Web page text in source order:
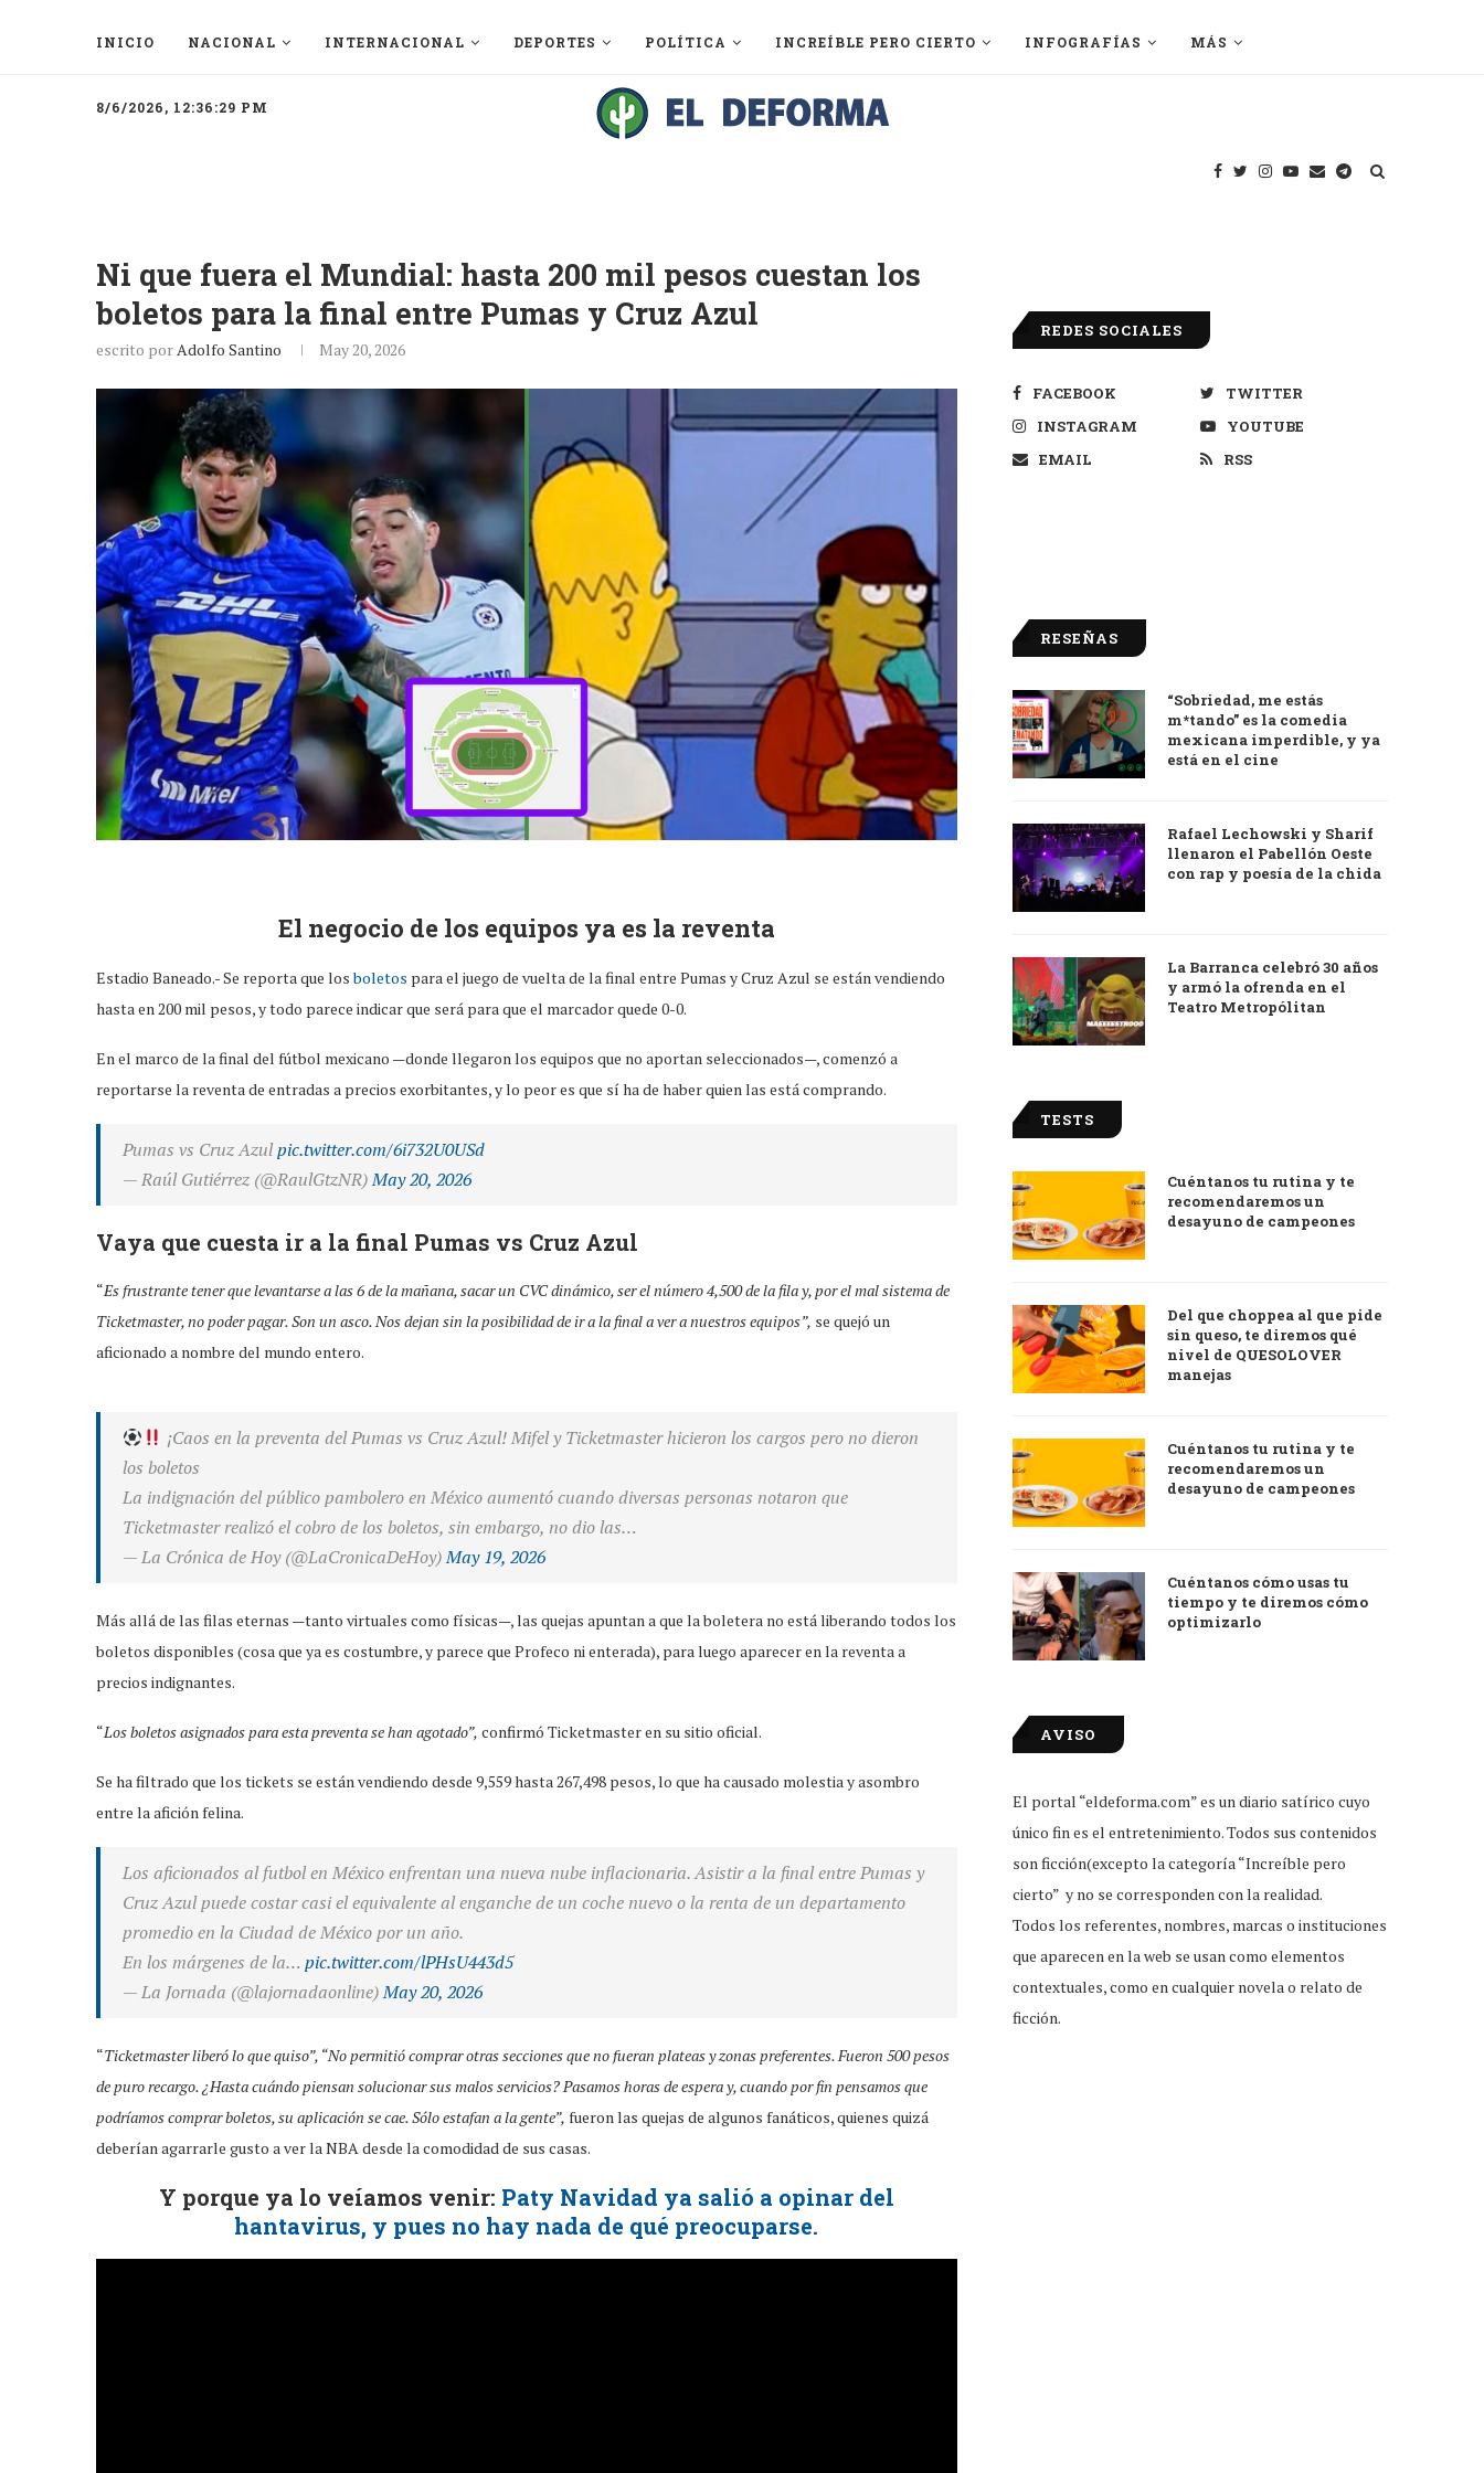
INICIO NACIONAL INTERNACIONAL DEPORTES POLÍTICA INCREÍBLE PERO CIERTO INFOGRAFÍAS MÁS
8/6/2026, 12:36:29 PM
Ni que fuera el Mundial: hasta 200 mil pesos cuestan los
boletos para la final entre Pumas y Cruz Azul
escrito porAdolfo Santino May 20, 2026
El negocio de los equipos ya es la reventa
Estadio Baneado.- Se reporta que losboletos para el juego de vuelta de la final entre Pumas y Cruz Azul se están vendiendo
hasta en 200 mil pesos, y todo parece indicar que será para que el marcador quede 0-0.
En el marco de la final del fútbol mexicano —donde llegaron los equipos que no aportan seleccionados—, comenzó a
reportarse la reventa de entradas a precios exorbitantes, y lo peor es que sí ha de haber quien las está comprando.
Pumas vs Cruz Azulpic.twitter.com/6i732U0USd
— Raúl Gutiérrez (@RaulGtzNR)May 20, 2026
Vaya que cuesta ir a la final Pumas vs Cruz Azul
“Es frustrante tener que levantarse a las 6 de la mañana, sacar un CVC dinámico, ser el número 4,500 de la fila y, por el mal sistema de
Ticketmaster, no poder pagar. Son un asco. Nos dejan sin la posibilidad de ir a la final a ver a nuestros equipos”, se quejó un
aficionado a nombre del mundo entero.
¡Caos en la preventa del Pumas vs Cruz Azul! Mifel y Ticketmaster hicieron los cargos pero no dieron
los boletos
La indignación del público pambolero en México aumentó cuando diversas personas notaron que
Ticketmaster realizó el cobro de los boletos, sin embargo, no dio las…
— La Crónica de Hoy (@LaCronicaDeHoy)May 19, 2026
Más allá de las filas eternas —tanto virtuales como físicas—, las quejas apuntan a que la boletera no está liberando todos los
boletos disponibles (cosa que ya es costumbre, y parece que Profeco ni enterada), para luego aparecer en la reventa a
precios indignantes.
“Los boletos asignados para esta preventa se han agotado”, confirmó Ticketmaster en su sitio oficial.
Se ha filtrado que los tickets se están vendiendo desde 9,559 hasta 267,498 pesos, lo que ha causado molestia y asombro
entre la afición felina.
Los aficionados al futbol en México enfrentan una nueva nube inflacionaria. Asistir a la final entre Pumas y
Cruz Azul puede costar casi el equivalente al enganche de un coche nuevo o la renta de un departamento
promedio en la Ciudad de México por un año.
En los márgenes de la… pic.twitter.com/lPHsU443d5
— La Jornada (@lajornadaonline)May 20, 2026
“Ticketmaster liberó lo que quiso”, “No permitió comprar otras secciones que no fueran plateas y zonas preferentes. Fueron 500 pesos
de puro recargo. ¿Hasta cuándo piensan solucionar sus malos servicios? Pasamos horas de espera y, cuando por fin pensamos que
podríamos comprar boletos, su aplicación se cae. Sólo estafan a la gente”, fueron las quejas de algunos fanáticos, quienes quizá
deberían agarrarle gusto a ver la NBA desde la comodidad de sus casas.
Y porque ya lo veíamos venir: Paty Navidad ya salió a opinar del
hantavirus, y pues no hay nada de qué preocuparse.
REDES SOCIALES
FACEBOOK
TWITTER
INSTAGRAM
YOUTUBE
EMAIL
RSS
RESEÑAS
9.0
“Sobriedad, me estás
m*tando” es la comedia
mexicana imperdible, y ya
está en el cine
Rafael Lechowski y Sharif
llenaron el Pabellón Oeste
con rap y poesía de la chida
La Barranca celebró 30 años
y armó la ofrenda en el
Teatro Metropólitan
TESTS
Cuéntanos tu rutina y te
recomendaremos un
desayuno de campeones
Del que choppea al que pide
sin queso, te diremos qué
nivel de QUESOLOVER
manejas
Cuéntanos tu rutina y te
recomendaremos un
desayuno de campeones
Cuéntanos cómo usas tu
tiempo y te diremos cómo
optimizarlo
AVISO
El portal “eldeforma.com” es un diario satírico cuyo
único fin es el entretenimiento. Todos sus contenidos
son ficción(excepto la categoría “Increíble pero
cierto” y no se corresponden con la realidad.
Todos los referentes, nombres, marcas o instituciones
que aparecen en la web se usan como elementos
contextuales, como en cualquier novela o relato de
ficción.